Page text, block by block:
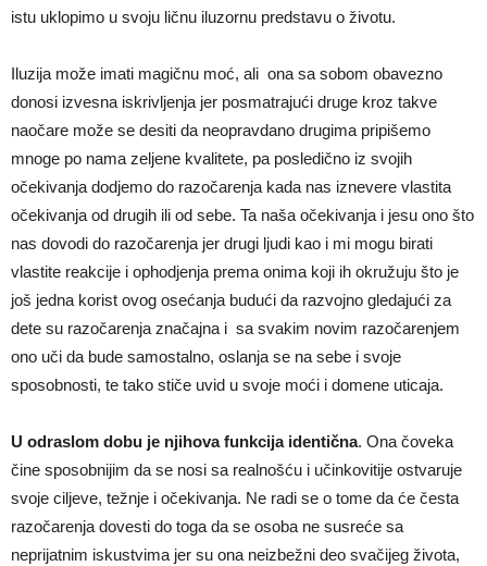
istu uklopimo u svoju ličnu iluzornu predstavu o životu.
Iluzija može imati magičnu moć, ali ona sa sobom obavezno
donosi izvesna iskrivljenja jer posmatrajući druge kroz takve
naočare može se desiti da neopravdano drugima pripišemo
mnoge po nama zeljene kvalitete, pa posledično iz svojih
očekivanja dodjemo do razočarenja kada nas iznevere vlastita
očekivanja od drugih ili od sebe. Ta naša očekivanja i jesu ono što
nas dovodi do razočarenja jer drugi ljudi kao i mi mogu birati
vlastite reakcije i ophodjenja prema onima koji ih okružuju što je
još jedna korist ovog osećanja budući da razvojno gledajući za
dete su razočarenja značajna i sa svakim novim razočarenjem
ono uči da bude samostalno, oslanja se na sebe i svoje
sposobnosti, te tako stiče uvid u svoje moći i domene uticaja.
U odraslom dobu je njihova funkcija identična. Ona čoveka
čine sposobnijim da se nosi sa realnošću i učinkovitije ostvaruje
svoje ciljeve, težnje i očekivanja. Ne radi se o tome da će česta
razočarenja dovesti do toga da se osoba ne susreće sa
neprijatnim iskustvima jer su ona neizbežni deo svačijeg života,